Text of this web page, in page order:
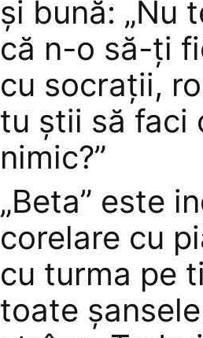
şi bună: „Nu
că n-o să-ţi
cu socraţii,
tu ştii să faci
nimic?”
„Beta” este
corelare cu
cu turma pe
toate